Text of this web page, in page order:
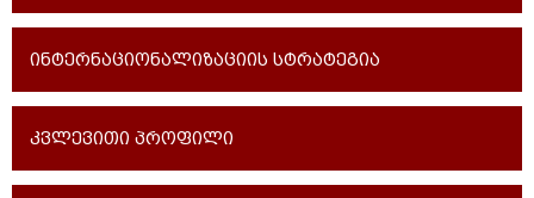
ინტერნაციონალიზაციის სტრატეგია
კვლევითი პროფილი